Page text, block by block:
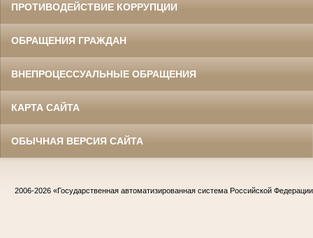
ПРОТИВОДЕЙСТВИЕ КОРРУПЦИИ
ОБРАЩЕНИЯ ГРАЖДАН
ВНЕПРОЦЕССУАЛЬНЫЕ ОБРАЩЕНИЯ
КАРТА САЙТА
ОБЫЧНАЯ ВЕРСИЯ САЙТА
2006-2026 «Государственная автоматизированная система Российской